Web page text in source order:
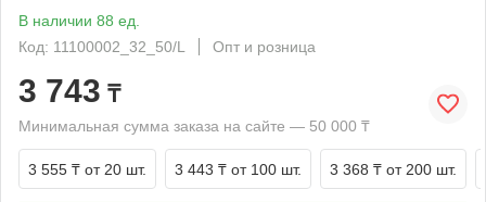
В наличии 88 ед.
Код: 11100002_32_50/L
Опт и розница
3 743 ₸
Минимальная сумма заказа на сайте — 50 000 ₸
3 555 ₸ от 20 шт. 3 443 ₸ от 100 шт. 3 368 ₸ от 200 шт.